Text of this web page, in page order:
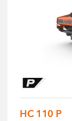
HC 110 P